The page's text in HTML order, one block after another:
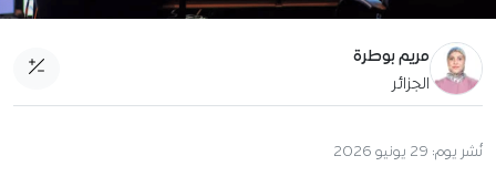
مريم بوطرة
الجزائر
نُشر يوم: 29 يونيو 2026